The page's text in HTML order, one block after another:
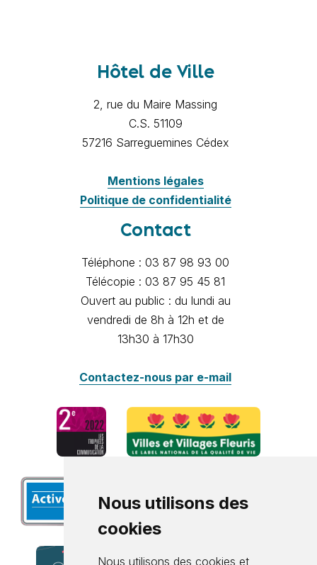
Nous utilisons des
cookies
Nous utilisons des cookies et
Hôtel de Ville
2, rue du Maire Massing
C.S. 51109
57216 Sarreguemines Cédex
Mentions légales
Politique de confidentialité
Contact
Téléphone : 03 87 98 93 00
Télécopie : 03 87 95 45 81
Ouvert au public : du lundi au
vendredi de 8h à 12h et de
13h30 à 17h30
Contactez-nous par e-mail